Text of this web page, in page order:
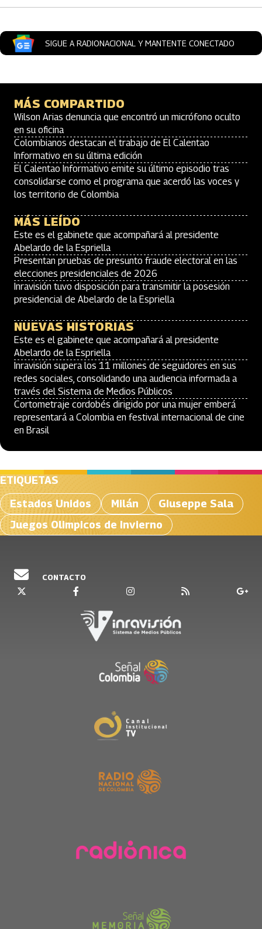
SIGUE A RADIONACIONAL Y MANTENTE CONECTADO
MÁS COMPARTIDO
Wilson Arias denuncia que encontró un micrófono oculto
en su oficina
Colombianos destacan el trabajo de El Calentao
Informativo en su última edición
El Calentao Informativo emite su último episodio tras
consolidarse como el programa que acerdó las voces y
los territorio de Colombia
MÁS LEÍDO
Este es el gabinete que acompañará al presidente
Abelardo de la Espriella
Presentan pruebas de presunto fraude electoral en las
elecciones presidenciales de 2026
Inravisión tuvo disposición para transmitir la posesión
presidencial de Abelardo de la Espriella
NUEVAS HISTORIAS
Este es el gabinete que acompañará al presidente
Abelardo de la Espriella
Inravisión supera los 11 millones de seguidores en sus
redes sociales, consolidando una audiencia informada a
través del Sistema de Medios Públicos
Cortometraje cordobés dirigido por una mujer emberá
representará a Colombia en festival internacional de cine
en Brasil
ETIQUETAS
Estados Unidos
Milán
Giuseppe Sala
Juegos Olimpicos de Invierno
CONTACTO